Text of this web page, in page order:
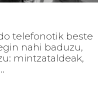
telefonotik beste
nahi baduzu,
mintzataldeak,